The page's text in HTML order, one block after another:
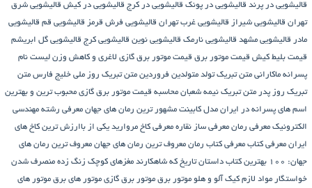
قالیشویی در پرند قالیشویی در پونک قالیشویی در کرج قالیشویی در کیش قالیشویی شرق
تهران قالیشویی شیراز قالیشویی غرب تهران قالیشویی فرش قرمز قالیشویی قم قالیشویی
مادر قالیشویی مشهد قالیشویی نارمک قالیشویی نوین قالیشویی کرج قالیشویی گل ابریشم
قیمت بلیط کیش قیمت موتور برق قیمت موتور برق گازی لاغری و کاهش وزن لیست نام
پسرانه ماکارانی متن تبریک تولد متولدین فروردین متن تبریک روز ملی خلیج فارس متن
تبریک روز پدر متن تبریک نیمه شعبان محاسبه قیمت موتور برق گازی محبوب ترین و بهترین
اسم های پسرانه در ایران مدل کابینت مشهور ترین رمان های جهان معرفی رشته مهندسی
الکترونیک معرفی رمان معرفی ساز نقاره معرفی کاخ مروارید یکی از باارزش ترین کاخ های
ایران معرفی کتاب معرفی کتاب رمان معروف ترین رمان های جهان معروف ترین رمان های
جهان: ۱۰۰ بهترین کتاب داستان تاریخ که شاهکارند
مغزهای کوچک زنگ زده منصرف شدن
خواستگار مواد لازم کیک آلو و هلو موتور برق موتور برق گازی موتور های برق موتور های